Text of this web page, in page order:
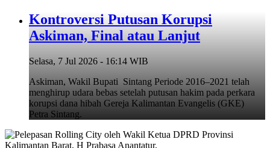
Kontroversi Putusan Korupsi
Askiman, Final atau Lanjut
Selasa, 7 Jul 2026 - 16:14 WIB
Askiman, Wakil Bupati Sintang Periode 2016–2021 telah
menghirup udara bebas setelah putusan hakim pada perkara
korupsi dana hibah Gereja Kalimantan Evangelis (GKE)
Petra Sintang.